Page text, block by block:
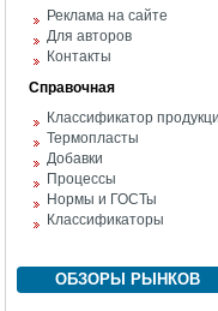
Реклама на сайте
Для авторов
Контакты
Справочная
Классификатор
Термопласты
Добавки
Процессы
Нормы и ГОСТы
Классификаторы
ОБЗОРЫ РЫНКОВ